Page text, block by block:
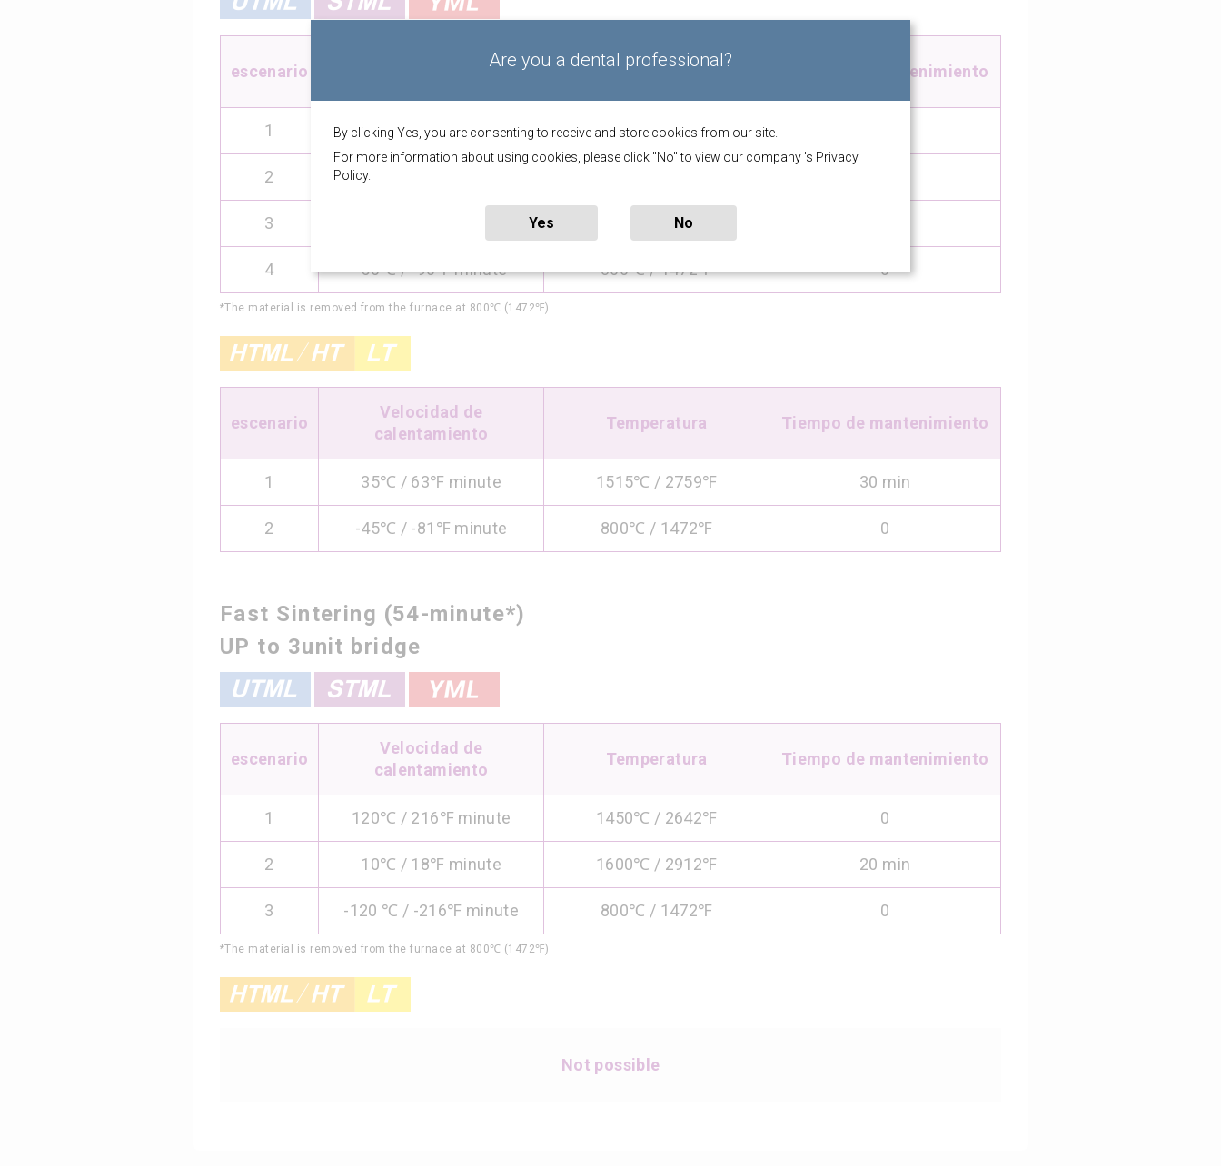
escenario Temperatura Tiempo de mantenimiento
1 50℃ / 90℉ minute 1400℃ / 2552℉
2
3 1560℃ / 2840℉
4 -50℃ / -90℉ minute 800℃ / 1472℉ 0
*The material is removed from the furnace at 800℃ (1472℉)
escenario
Velocidad de
calentamiento
Temperatura Tiempo de mantenimiento
1 35℃ / 63℉ minute 1515℃ / 2759℉ 30 min
2 -45℃ / -81℉ minute 800℃ / 1472℉ 0
Fast Sintering (54-minute*)
UP to 3unit bridge
escenario
Velocidad de
calentamiento
Temperatura Tiempo de mantenimiento
1 120℃ / 216℉ minute 1450℃ / 2642℉ 0
2 10℃ / 18℉ minute 1600℃ / 2912℉ 20 min
3 -120 ℃ / -216℉ minute 800℃ / 1472℉ 0
*The material is removed from the furnace at 800℃ (1472℉)
Not possible
Are you a dental professional?
By clicking Yes, you are consenting to receive and store cookies from our site.
For more information about using cookies, please click "No" to view our company 's Privacy
Policy.
Yes No